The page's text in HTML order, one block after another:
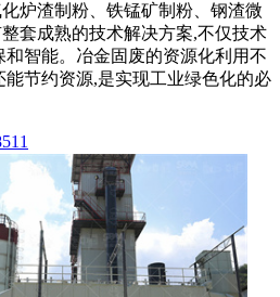
炉渣制粉、铁锰矿制粉、钢渣微
套成熟的技术解决方案,不仅技术
和智能。冶金固废的资源化利用不
能节约资源,是实现工业绿色化的必